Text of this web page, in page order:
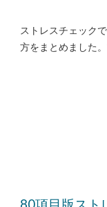
ストレスチェック
方をまとめました